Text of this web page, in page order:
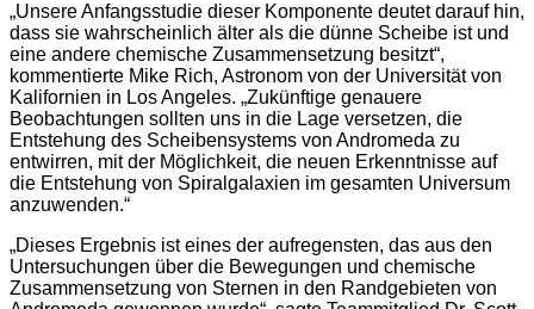
„Unsere Anfangsstudie dieser Komponente deutet darauf hin,
dass sie wahrscheinlich älter als die dünne Scheibe ist und
eine andere chemische Zusammensetzung besitzt“,
kommentierte Mike Rich, Astronom von der Universität von
Kalifornien in Los Angeles. „Zukünftige genauere
Beobachtungen sollten uns in die Lage versetzen, die
Entstehung des Scheibensystems von Andromeda zu
entwirren, mit der Möglichkeit, die neuen Erkenntnisse auf
die Entstehung von Spiralgalaxien im gesamten Universum
anzuwenden.“
„Dieses Ergebnis ist eines der aufregensten, das aus den
Untersuchungen über die Bewegungen und chemische
Zusammensetzung von Sternen in den Randgebieten von